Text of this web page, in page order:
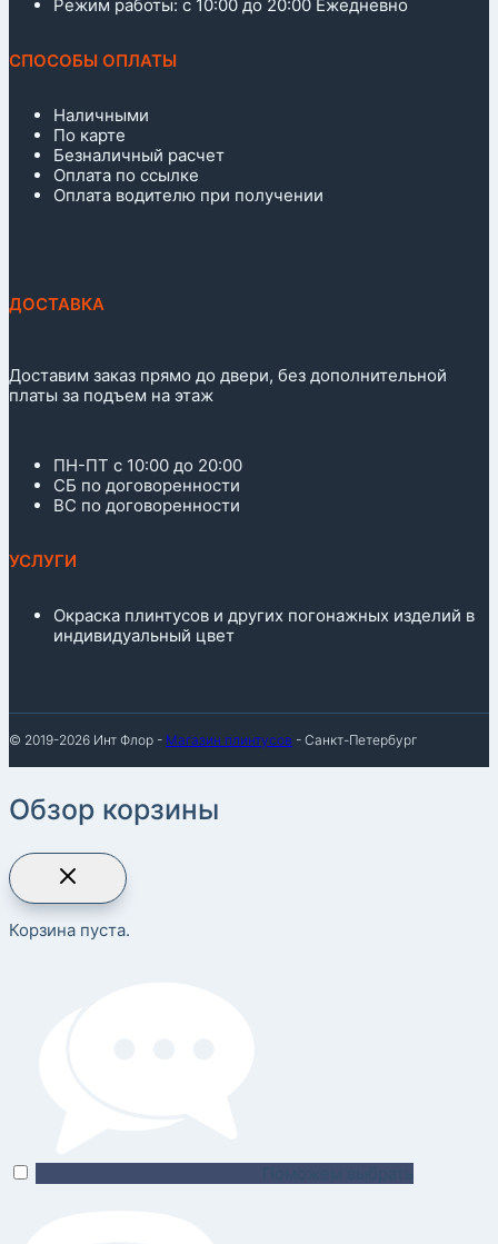
Режим работы: с 10:00 до 20:00 Ежедневно
СПОСОБЫ ОПЛАТЫ
Наличными
По карте
Безналичный расчет
Оплата по ссылке
Оплата водителю при получении
ДОСТАВКА
Доставим заказ прямо до двери, без дополнительной
платы за подъем на этаж
ПН-ПТ с 10:00 до 20:00
СБ по договоренности
ВС по договоренности
УСЛУГИ
Окраска плинтусов и других погонажных изделий в
индивидуальный цвет
© 2019-2026 Инт Флор - Магазин плинтусов - Санкт-Петербург
Обзор корзины
Корзина пуста.